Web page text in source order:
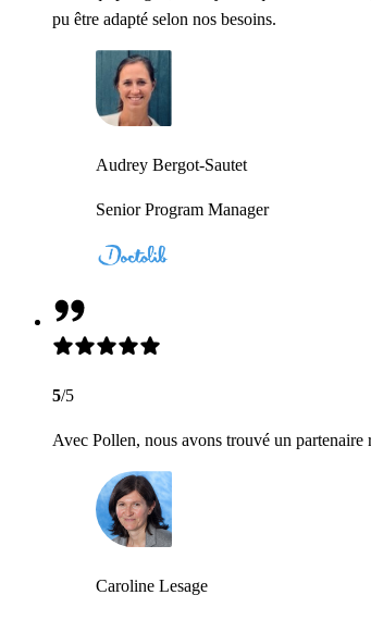
pu être adapté selon nos besoins.
Audrey Bergot-Sautet
Senior Program Manager
5/5
Avec Pollen, nous avons trouvé un
Caroline Lesage